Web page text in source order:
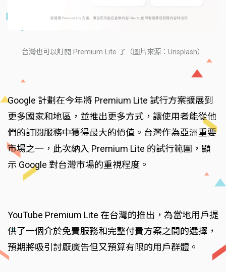
台灣也可以訂閱 Premium Lite 了（圖片來源：Unsplash）
Google 計劃在今年將 Premium Lite 試行方案擴展到
更多國家和地區，並推出更多方式，讓使用者能從他
們的訂閱服務中獲得最大的價值。台灣作為亞洲重要
市場之一，此次納入 Premium Lite 的試行範圍，顯
示 Google 對台灣市場的重視程度。
YouTube Premium Lite 在台灣的推出，為當地用戶提
供了一個介於免費服務和完整付費方案之間的選擇，
預期將吸引討厭廣告但又預算有限的用戶群體。